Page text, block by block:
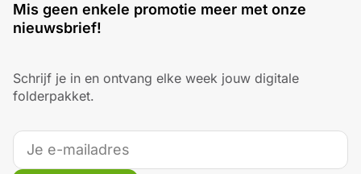
Mis geen enkele promotie meer met onze
nieuwsbrief!
Schrijf je in en ontvang elke week jouw digitale
folderpakket.